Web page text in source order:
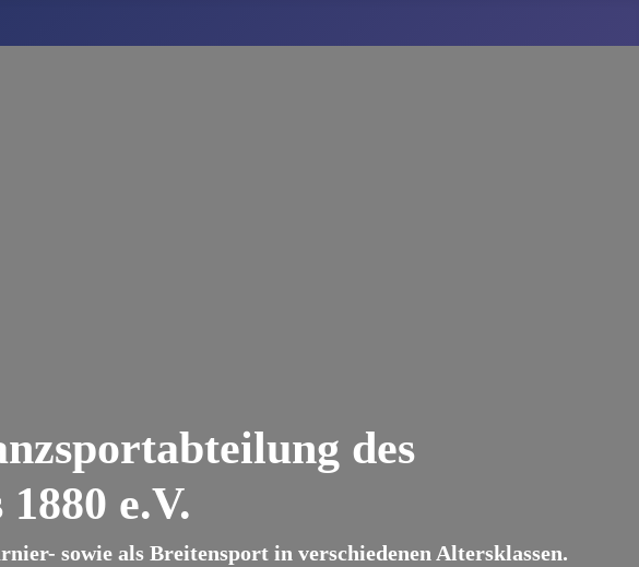
des
e.V.
sowie als Breitensport in verschiedenen Altersklassen.